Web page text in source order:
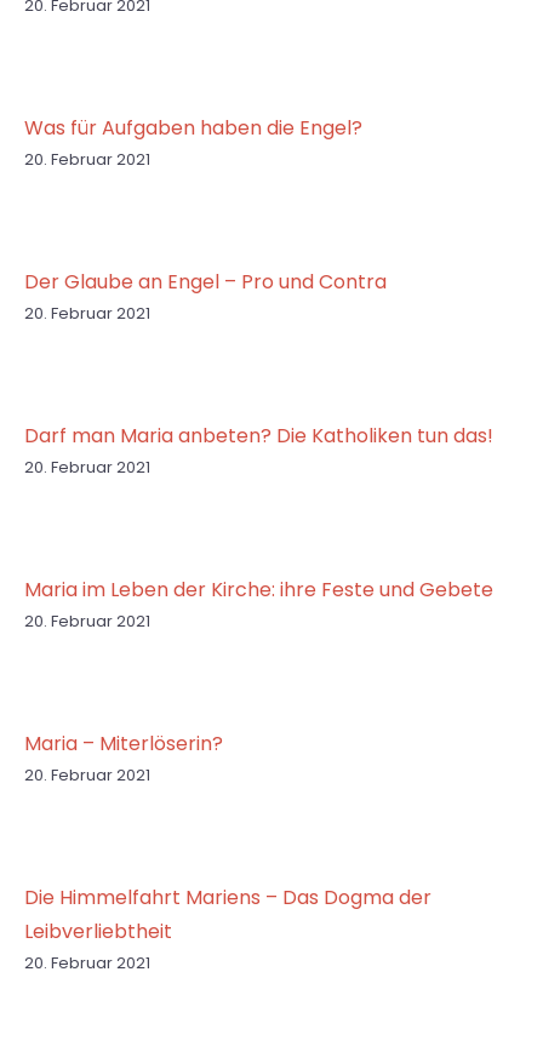
20. Februar 2021
Was für Aufgaben haben die Engel?
20. Februar 2021
Der Glaube an Engel – Pro und Contra
20. Februar 2021
Darf man Maria anbeten? Die Katholiken tun das!
20. Februar 2021
Maria im Leben der Kirche: ihre Feste und Gebete
20. Februar 2021
Maria – Miterlöserin?
20. Februar 2021
Die Himmelfahrt Mariens – Das Dogma der
Leibverliebtheit
20. Februar 2021